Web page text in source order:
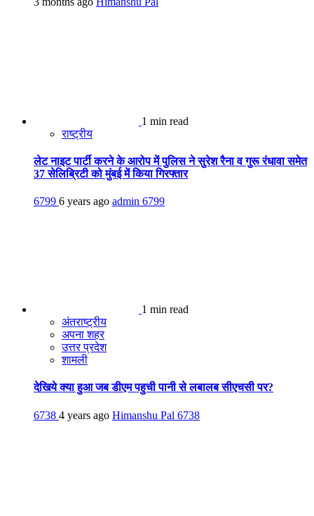
1 min read
राष्ट्रीय
लेट नाइट पार्टी करने के आरोप में पुलिस ने सुरेश रैना व गुरू रंधावा समेत
37 सेलिब्रिटी को मुंबई में किया गिरफ्तार
6799 6 years ago admin 6799
1 min read
अंतराष्ट्रीय
अपना शहर
उत्तर प्रदेश
शामली
देखिये क्या हुआ जब डीएम पहुची पानी से लबालब सीएचसी पर?
6738 4 years ago Himanshu Pal 6738